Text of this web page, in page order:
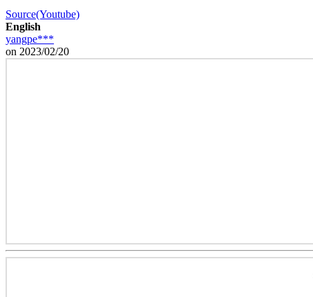
Source(Youtube)
English
yangpe***
on 2023/02/20